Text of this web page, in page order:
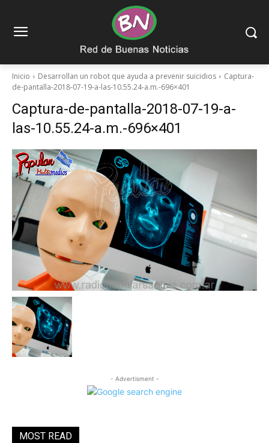
Inicio Desarrollan un robot que ayuda a prevenir suicidios
Captura-
de-pantalla-2018-07-19-a-las-10.55.24-a.m.-696×401
Captura-de-pantalla-2018-07-19-a-
las-10.55.24-a.m.-696×401
- Advertisment -
MOST READ